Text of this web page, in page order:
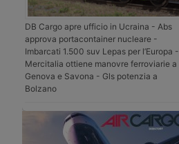
DB Cargo apre ufficio in Ucraina - Abs
approva portacontainer nucleare -
Imbarcati 1.500 suv Lepas per l’Europa -
Mercitalia ottiene manovre ferroviarie a
Genova e Savona - Gls potenzia a
Bolzano